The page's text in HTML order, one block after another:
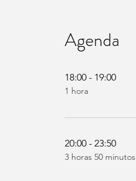
Agenda
18:00 - 19:00
1 hora
20:00 - 23:50
3 horas 50 minutos